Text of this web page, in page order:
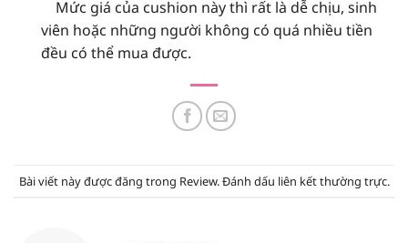
Mức giá của cushion này thì rất là dễ chịu, sinh
viên hoặc những người không có quá nhiều tiền
đều có thể mua được.
Bài viết này được đăng trong Review. Đánh dấu liên kết thường trực.